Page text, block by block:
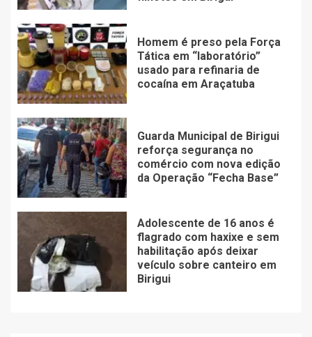
Homem é preso pela Força
Tática em “laboratório”
usado para refinaria de
cocaína em Araçatuba
Guarda Municipal de Birigui
reforça segurança no
comércio com nova edição
da Operação “Fecha Base”
Adolescente de 16 anos é
flagrado com haxixe e sem
habilitação após deixar
veículo sobre canteiro em
Birigui